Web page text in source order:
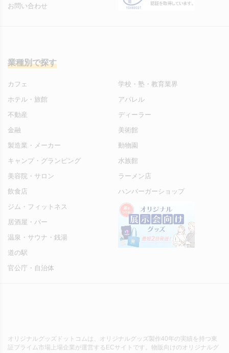
お問い合わせ
業種別で探す
カフェ
ホテル・旅館
不動産
金融
製造業・メーカー
キャンプ・グランピング
美容院・サロン
飲食店
ジム・フィットネス
居酒屋・バー
温泉・サウナ・銭湯
道の駅
官公庁・自治体
学校・塾・教育業界
アパレル
ディーラー
美術館
動物園
水族館
ラーメン店
ハンバーガーショップ
オリジナルグッズドットコムは、オリジナルグッズ製作40年の実績を持つ東
証プライム市場上場企業が運営するECサイトです。物販向けのオリジナルグ